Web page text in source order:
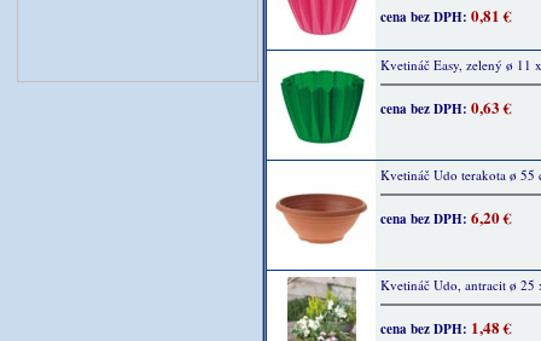
cena bez DPH: 0,81 €
Kvetináč Easy, zelený ø 11
cena bez DPH: 0,63 €
Kvetináč Udo terakota ø 55
cena bez DPH: 6,20 €
Kvetináč Udo, antracit ø 25
cena bez DPH: 1,48 €